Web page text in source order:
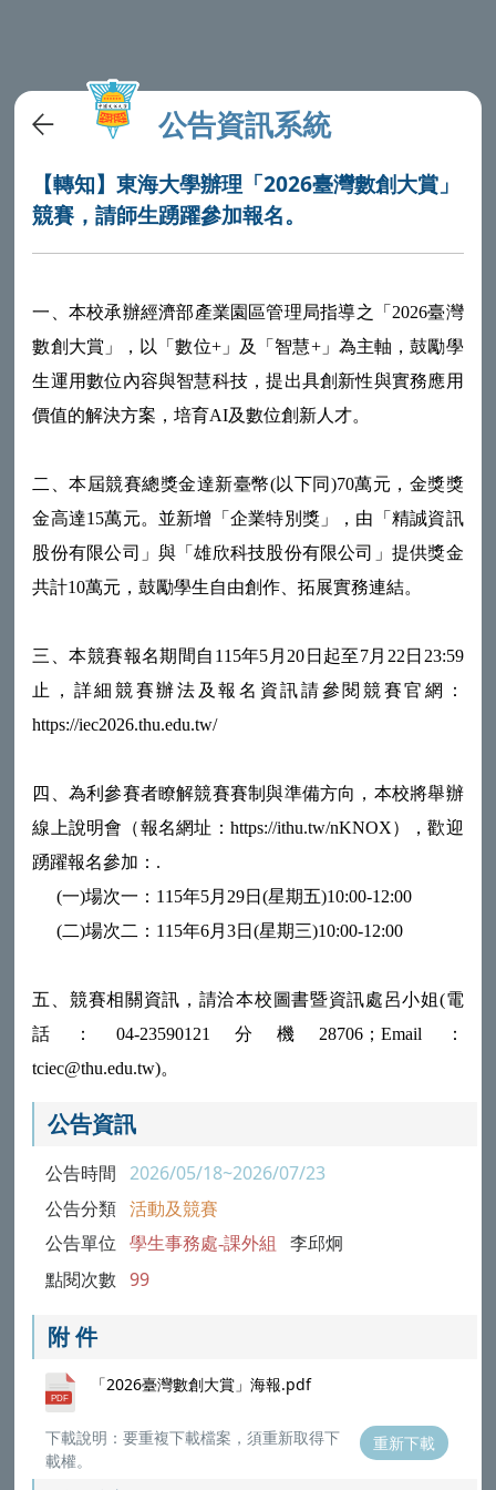
公告資訊系統
【轉知】東海大學辦理「2026臺灣數創大賞」
競賽，請師生踴躍參加報名。
一、本校承辦經濟部產業園區管理局指導之「2026臺灣
數創大賞」，以「數位+」及「智慧+」為主軸，鼓勵學
生運用數位內容與智慧科技，提出具創新性與實務應用
價值的解決方案，培育AI及數位創新人才。
二、本屆競賽總獎金達新臺幣(以下同)70萬元，金獎獎
金高達15萬元。並新增「企業特別獎」，由「精誠資訊
股份有限公司」與「雄欣科技股份有限公司」提供獎金
共計10萬元，鼓勵學生自由創作、拓展實務連結。
三、本競賽報名期間自115年5月20日起至7月22日23:59
止，詳細競賽辦法及報名資訊請參閱競賽官網：
https://iec2026.thu.edu.tw/
四、為利參賽者瞭解競賽賽制與準備方向，本校將舉辦
線上說明會（報名網址：https://ithu.tw/nKNOX），歡迎
踴躍報名參加：.
(一)場次一：115年5月29日(星期五)10:00-12:00
(二)場次二：115年6月3日(星期三)10:00-12:00
五、競賽相關資訊，請洽本校圖書暨資訊處呂小姐(電
話：04-23590121分機28706；Email：
tciec@thu.edu.tw)。
公告資訊
公告時間 2026/05/18~2026/07/23
公告分類 活動及競賽
公告單位 學生事務處-課外組 李邱炯
點閱次數 99
附 件
「2026臺灣數創大賞」海報.pdf
下載說明：要重複下載檔案，須重新取得下
載權。
重新下載